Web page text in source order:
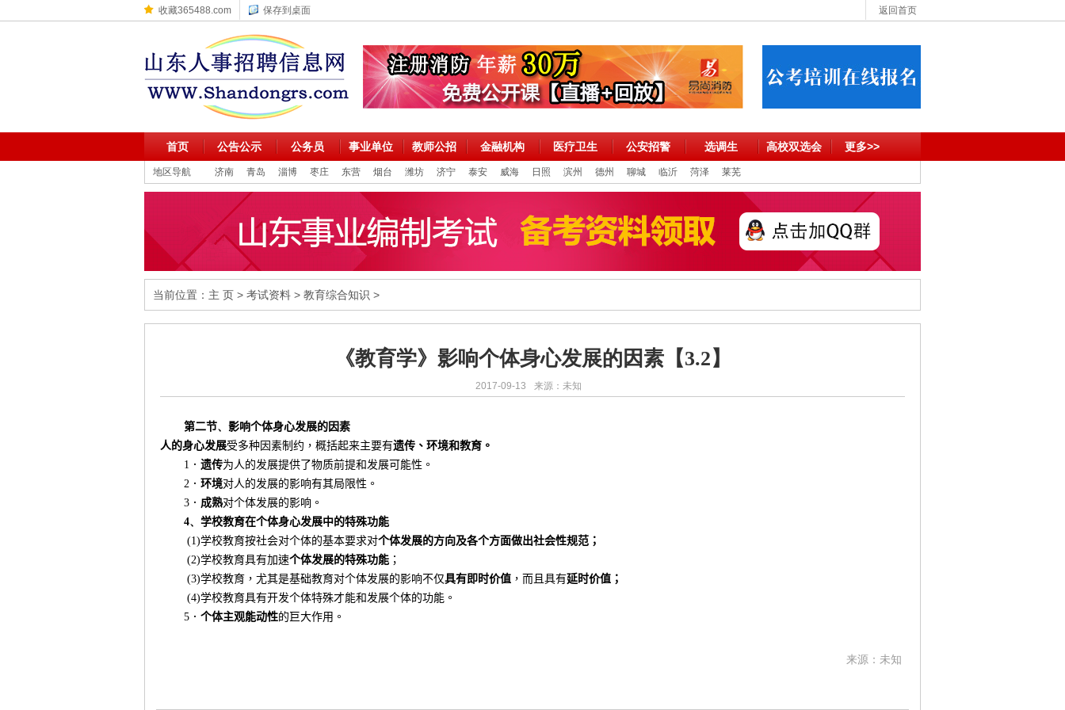
收藏365488.com 保存到桌面 返回首页
首页 公告公示 公务员 事业单位 教师公招 金融机构 医疗卫生 公安招警 选调生 高校双选会 更多>>
地区导航 济南 青岛 淄博 枣庄 东营 烟台 潍坊 济宁 泰安 威海 日照 滨州 德州 聊城 临沂 菏泽 莱芜
当前位置： 主 页 > 考试资料 > 教育综合知识 >
《教育学》影响个体身心发展的因素【3.2】
2017-09-13 来源：未知
第二节、 影响个体身心发展的因素
人的身心发展受多种因素制约，概括起来主要有遗传、环境和教育。
1 ． 遗传为人的发展提供了物质前提和发展可能性。
2 ． 环境对人的发展的影响有其局限性。
3 ． 成熟对个体发展的影响。
4、 学校教育在个体身心发展中的特殊功能
(1)学校教育按社会对个体的基本要求对个体发展的方向及各个方面做出社会性规范；
(2)学校教育具有加速个体发展的特殊功能 ；
(3)学校教育，尤其是基础教育对个体发展的影响不仅具有即时价值 ，而且具有延时价值；
(4)学校教育具有开发个体特殊才能和发展个体的功能。
5 ． 个体主观能动性的巨大作用。
来源：未知